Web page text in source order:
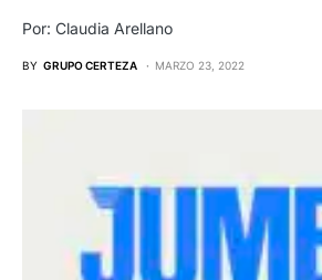
Por: Claudia Arellano
BY GRUPO CERTEZA MARZO 23, 2022